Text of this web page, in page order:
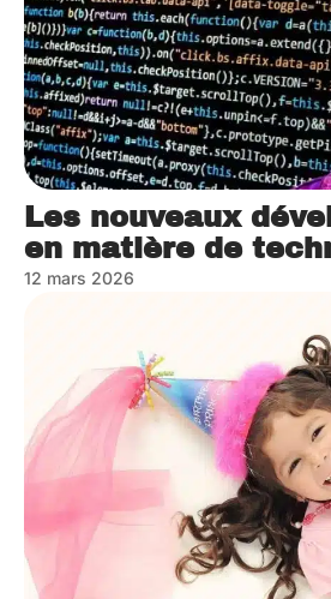
Les nouveaux
en matière de
12 mars 2026